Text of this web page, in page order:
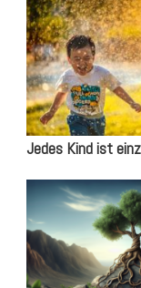
Jedes Kind ist